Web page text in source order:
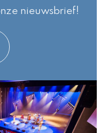
nieuwsbrief!